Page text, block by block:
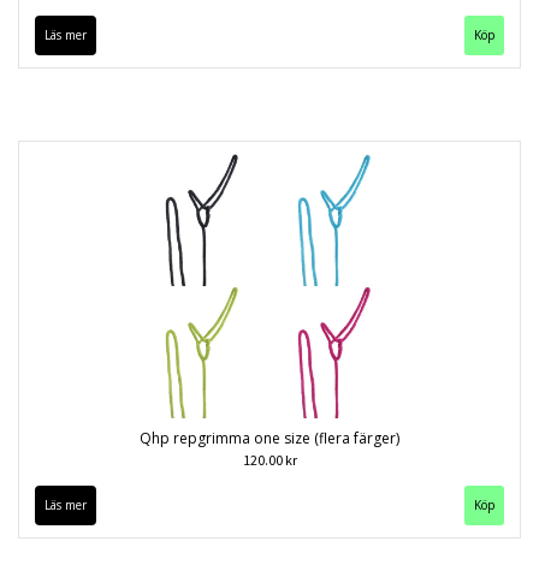
Läs mer Köp
Qhp repgrimma one size (flera färger)
120.00 kr
Läs mer Köp